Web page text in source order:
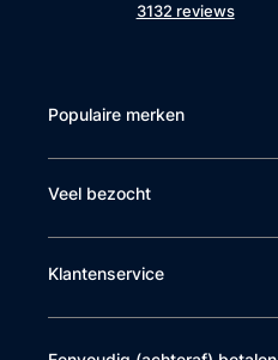
3132 reviews
Populaire merken
Veel bezocht
Klantenservice